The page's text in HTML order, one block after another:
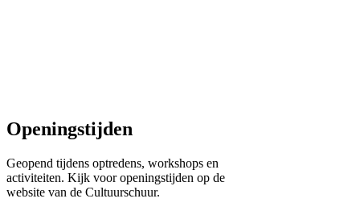
Openingstijden
Geopend tijdens optredens, workshops en
activiteiten. Kijk voor openingstijden op de
website van de Cultuurschuur.